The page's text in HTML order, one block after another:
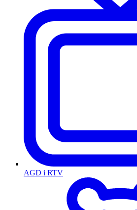
AGD i RTV